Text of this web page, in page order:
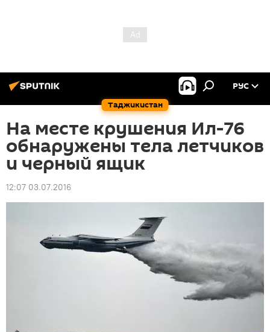
Таджикистан
РУС
На месте крушения Ил-76
обнаружены тела летчиков
и черный ящик
12:07 03.07.2016